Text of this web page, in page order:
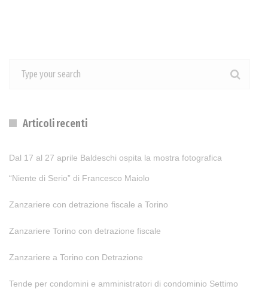
Articoli recenti
Dal 17 al 27 aprile Baldeschi ospita la mostra fotografica
“Niente di Serio” di Francesco Maiolo
Zanzariere con detrazione fiscale a Torino
Zanzariere Torino con detrazione fiscale
Zanzariere a Torino con Detrazione
Tende per condomini e amministratori di condominio Settimo